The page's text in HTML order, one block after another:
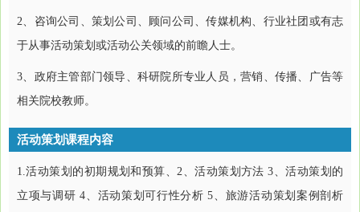
2、咨询公司、策划公司、顾问公司、传媒机构、行业社团或有志
于从事活动策划或活动公关领域的前瞻人士。
3、政府主管部门领导、科研院所专业人员，营销、传播、广告等
相关院校教师。
活动策划课程内容
1.活动策划的初期规划和预算、2、活动策划方法 3、活动策划的
立项与调研 4、活动策划可行性分析 5、旅游活动策划案例剖析